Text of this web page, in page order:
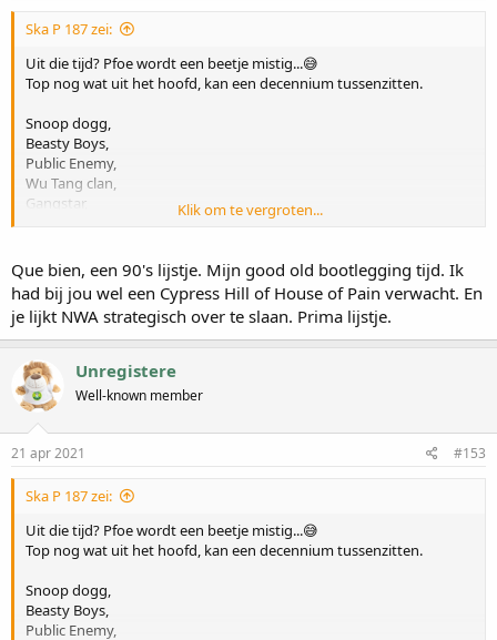
Ska P 187 zei:
Uit die tijd? Pfoe wordt een beetje mistig...😅
Top nog wat uit het hoofd, kan een decennium tussenzitten.
Snoop dogg,
Beasty Boys,
Public Enemy,
Wu Tang clan,
Gangstar,
Ice Cube,
Notorias B.I.G,
LL cool J,
M.O.P.
Extince (jaja, eerste twee albums)
Verdomd je hebt gelijk. Niet eens in de eerste 12.
Mmm maar wel degelijk game changer. Is ook mooi toch?
Klik om te vergroten...
Que bien, een 90's lijstje. Mijn good old bootlegging tijd. Ik
had bij jou wel een Cypress Hill of House of Pain verwacht. En
je lijkt NWA strategisch over te slaan. Prima lijstje.
Unregistere
Well-known member
21 apr 2021 #153
Ska P 187 zei:
Uit die tijd? Pfoe wordt een beetje mistig...😅
Top nog wat uit het hoofd, kan een decennium tussenzitten.
Snoop dogg,
Beasty Boys,
Public Enemy,